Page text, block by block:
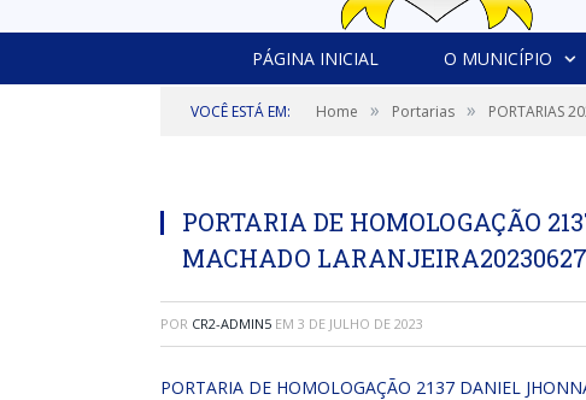
PÁGINA INICIAL O MUNICÍPIO
VOCÊ ESTÁ EM: Home » Portarias » PORTARIAS
PORTARIA DE HOMOLOGAÇÃO
MACHADO
POR CR2-ADMIN5 EM 3 DE JULHO DE 2023
PORTARIA DE HOMOLOGAÇÃO 2137 DANIEL